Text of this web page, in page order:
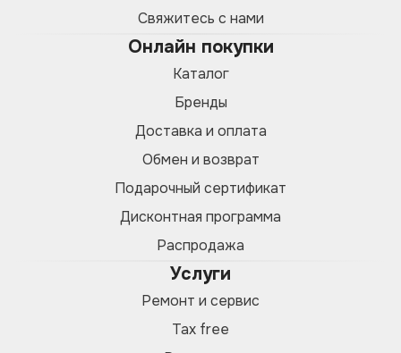
Свяжитесь с нами
Онлайн покупки
Каталог
Бренды
Доставка и оплата
Обмен и возврат
Подарочный сертификат
Дисконтная программа
Распродажа
Услуги
Ремонт и сервис
Tax free